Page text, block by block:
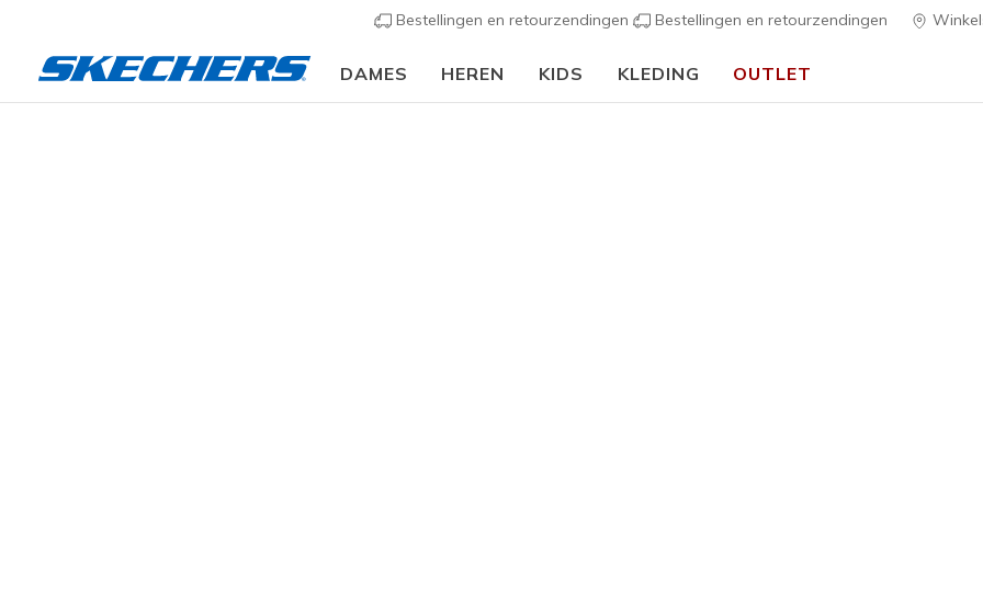
Bestellingen en retourzendingen Bestellingen en retourzendingen
DAMES HEREN KIDS KLEDING OUTLET